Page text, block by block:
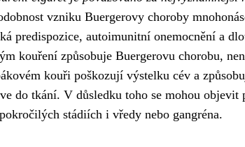
vzniku Buergerovy choroby
predispozice, autoimunitní onemocnění a
kouření způsobuje Buergerovu chorobu,
kouři poškozují výstelku cév a
do tkání. V důsledku toho se mohou
stádiích i vředy nebo gangréna.